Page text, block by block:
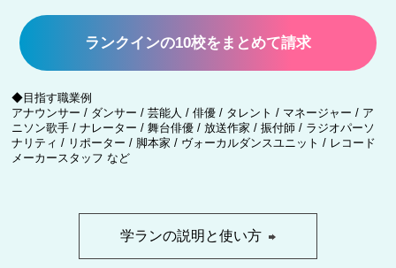
ランクインの10校をまとめて請求
◆目指す職業例
アナウンサー / ダンサー / 芸能人 / 俳優 / タレント / マネージャー / ア
ニソン歌手 / ナレーター / 舞台俳優 / 放送作家 / 振付師 / ラジオパーソ
ナリティ / リポーター / 脚本家 / ヴォーカルダンスユニット / レコード
メーカースタッフ など
学ランの説明と使い方